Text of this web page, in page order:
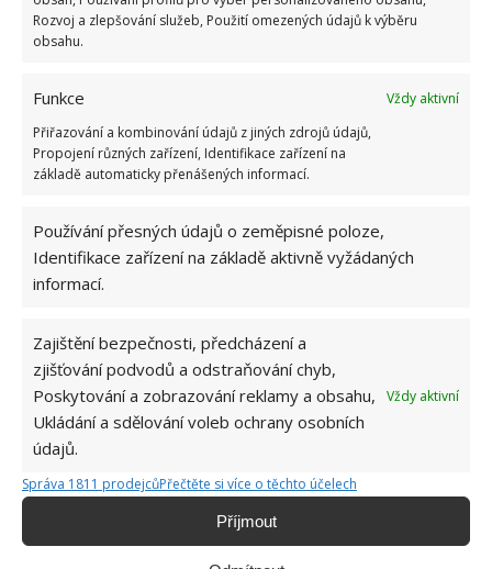
Rozvoj a zlepšování služeb, Použití omezených údajů k výběru
obsahu.
Funkce
Vždy aktivní
Přiřazování a kombinování údajů z jiných zdrojů údajů,
Propojení různých zařízení, Identifikace zařízení na
základě automaticky přenášených informací.
Používání přesných údajů o zeměpisné poloze,
Identifikace zařízení na základě aktivně vyžádaných
informací.
Zajištění bezpečnosti, předcházení a
zjišťování podvodů a odstraňování chyb,
Poskytování a zobrazování reklamy a obsahu,
Ukládání a sdělování voleb ochrany osobních
údajů.
Vždy aktivní
Správa 1811 prodejcůPřečtěte si více o těchto účelech
Příjmout
SVOBODNÁ MATKA
Jiří Kolář